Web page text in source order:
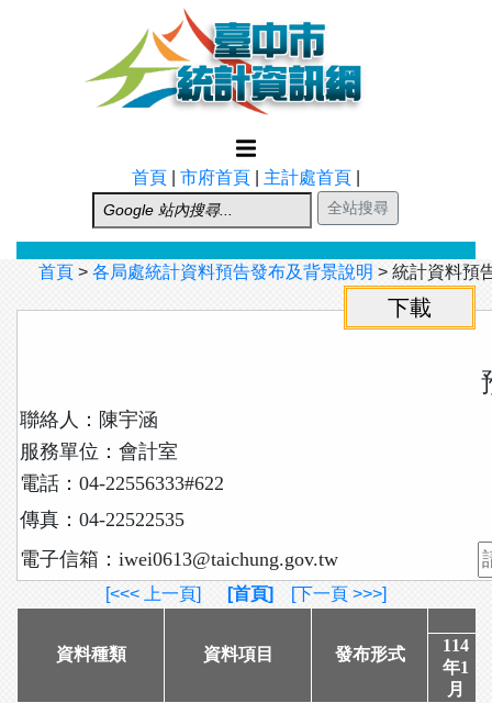
首頁 市府首頁 主計處首頁
首頁 > 各局處統計資料預告發布及背景說明 > 統計資料預
聯絡人：陳宇涵
服務單位：會計室
電話：04-22556333#622
傳真：04-22522535
電子信箱：iwei0613@taichung.gov.tw
[<<< 上一頁] [首頁] [下一頁 >>>]
資料種類 資料項目 發布形式
114
年1
月